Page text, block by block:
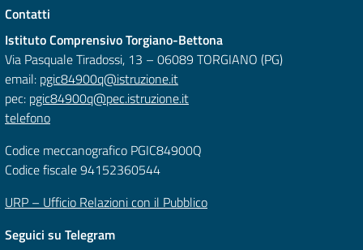
Contatti
Istituto Comprensivo Torgiano-Bettona
Via Pasquale Tiradossi, 13 – 06089 TORGIANO (PG)
email: pgic84900q@istruzione.it
pec: pgic84900q@pec.istruzione.it
telefono
Codice meccanografico PGIC84900Q
Codice fiscale 94152360544
URP – Ufficio Relazioni con il Pubblico
Seguici su Telegram